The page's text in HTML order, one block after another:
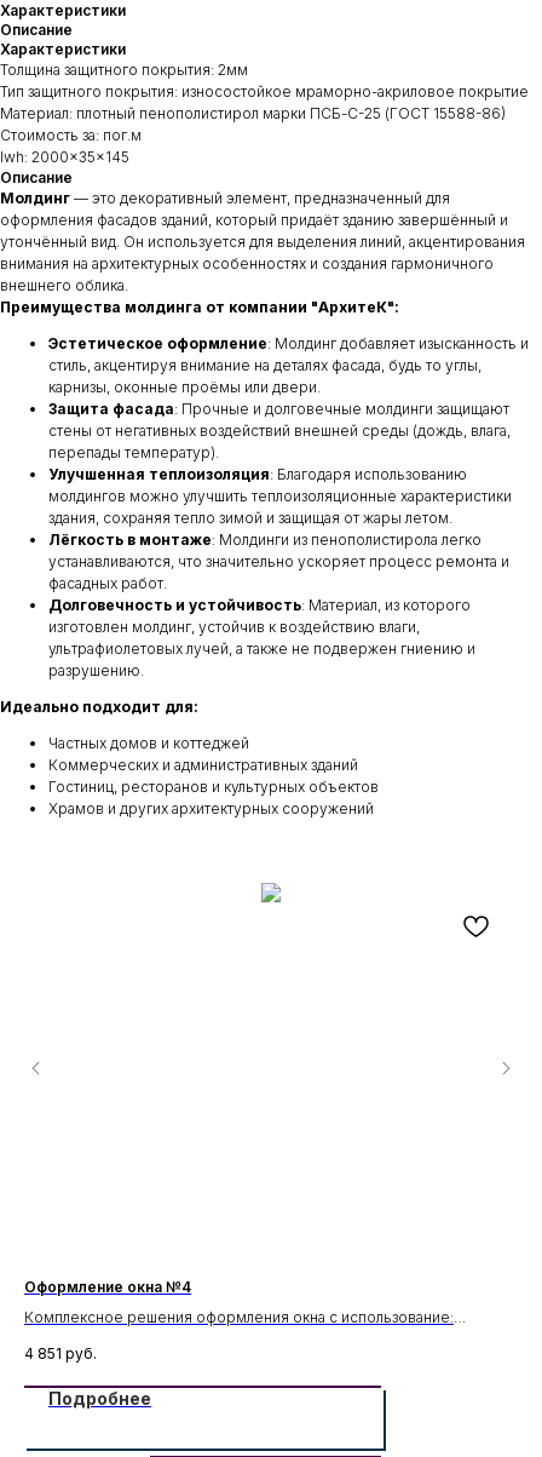
Характеристики
Описание
Характеристики
Толщина защитного покрытия: 2мм
Тип защитного покрытия: износостойкое мраморно-акриловое покрытие
Материал: плотный пенополистирол марки ПСБ-С-25 (ГОСТ 15588-86)
Стоимость за: пог.м
lwh: 2000x35x145
Описание
Молдинг — это декоративный элемент, предназначенный для
оформления фасадов зданий, который придаёт зданию завершённый и
утончённый вид. Он используется для выделения линий, акцентирования
внимания на архитектурных особенностях и создания гармоничного
внешнего облика.
Преимущества молдинга от компании "АрхитеК":
Эстетическое оформление: Молдинг добавляет изысканность и
стиль, акцентируя внимание на деталях фасада, будь то углы,
карнизы, оконные проёмы или двери.
Защита фасада: Прочные и долговечные молдинги защищают
стены от негативных воздействий внешней среды (дождь, влага,
перепады температур).
Улучшенная теплоизоляция: Благодаря использованию
молдингов можно улучшить теплоизоляционные характеристики
здания, сохраняя тепло зимой и защищая от жары летом.
Лёгкость в монтаже: Молдинги из пенополистирола легко
устанавливаются, что значительно ускоряет процесс ремонта и
фасадных работ.
Долговечность и устойчивость: Материал, из которого
изготовлен молдинг, устойчив к воздействию влаги,
ультрафиолетовых лучей, а также не подвержен гниению и
разрушению.
Идеально подходит для:
Частных домов и коттеджей
Коммерческих и административных зданий
Гостиниц, ресторанов и культурных объектов
Храмов и других архитектурных сооружений
Оформление окна №4
Комплексное решения оформления окна с использование:
П-18.
4 851 руб.
Подробнее